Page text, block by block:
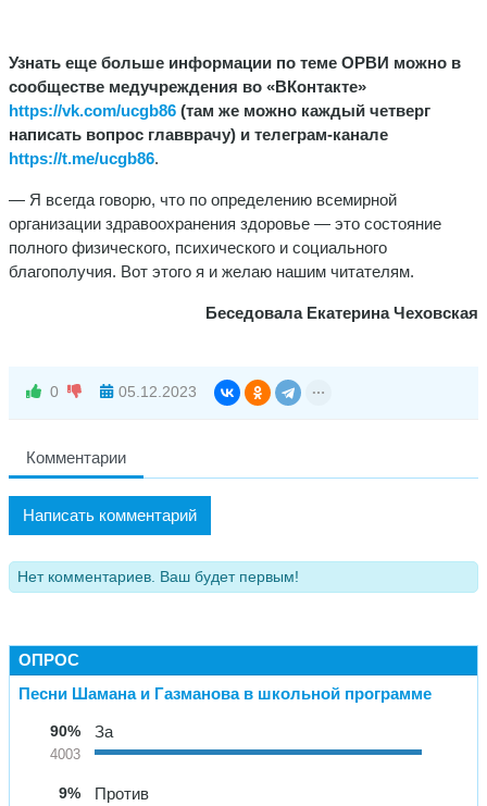
Узнать еще больше информации по теме ОРВИ можно в
сообществе медучреждения во «ВКонтакте»
https://vk.com/ucgb86 (там же можно каждый четверг
написать вопрос главврачу) и телеграм-канале
https://t.me/ucgb86.
— Я всегда говорю, что по определению всемирной
организации здравоохранения здоровье — это состояние
полного физического, психического и социального
благополучия. Вот этого я и желаю нашим читателям.
Беседовала Екатерина Чеховская
0 05.12.2023
Комментарии
Написать комментарий
Нет комментариев. Ваш будет первым!
ОПРОС
Песни Шамана и Газманова в школьной программе
90%
4003
За
9% Против